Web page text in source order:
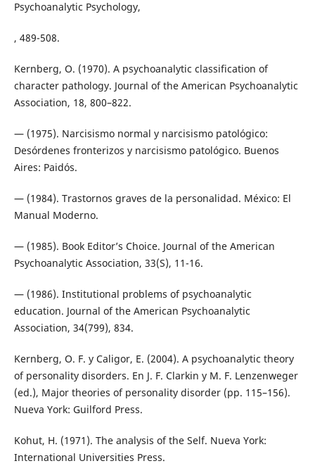
Psychoanalytic Psychology,
, 489-508.
Kernberg, O. (1970). A psychoanalytic classification of
character pathology. Journal of the American Psychoanalytic
Association, 18, 800–822.
— (1975). Narcisismo normal y narcisismo patológico:
Desórdenes fronterizos y narcisismo patológico. Buenos
Aires: Paidós.
— (1984). Trastornos graves de la personalidad. México: El
Manual Moderno.
— (1985). Book Editor’s Choice. Journal of the American
Psychoanalytic Association, 33(S), 11-16.
— (1986). Institutional problems of psychoanalytic
education. Journal of the American Psychoanalytic
Association, 34(799), 834.
Kernberg, O. F. y Caligor, E. (2004). A psychoanalytic theory
of personality disorders. En J. F. Clarkin y M. F. Lenzenweger
(ed.), Major theories of personality disorder (pp. 115–156).
Nueva York: Guilford Press.
Kohut, H. (1971). The analysis of the Self. Nueva York:
International Universities Press.